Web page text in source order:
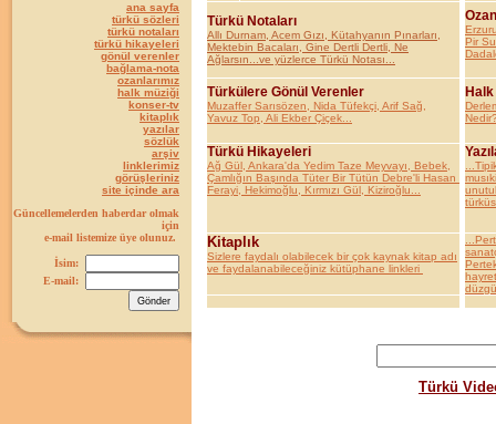
ana sayfa
türkü sözleri
türkü notaları
türkü hikayeleri
gönül verenler
bağlama-nota
ozanlarımız
halk müziği
konser-tv
kitaplık
yazılar
sözlük
arşiv
linklerimiz
görüşleriniz
site içinde ara
Güncellemelerden haberdar olmak
için
e-mail listemize üye olunuz.
İsim:
E-mail:
Türkü Notaları
Allı Durnam, Acem Gızı, Kütahyanın Pınarları,
Mektebin Bacaları, Gine Dertli Dertli, Ne
Ağlarsın...ve yüzlerce Türkü Notası...
Pir
Türkülere Gönül Verenler
Muzaffer Sarısözen, Nida Tüfekçi, Arif Sağ,
Yavuz Top, Ali Ekber Çiçek...
Türkü Hikayeleri
Ağ Gül, Ankara'da Yedim Taze Meyvayı, Bebek,
Çamlığın Başında Tüter Bir Tütün Debre'li Hasan
Ferayi, Hekimoğlu, Kırmızı Gül, Kiziroğlu...
Kitaplık
Sizlere faydalı olabilecek bir çok kaynak kitap adı
ve faydalanabileceğiniz kütüphane linkleri
Türkü